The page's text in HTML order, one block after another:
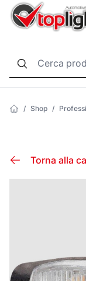
/ Shop /
Torna alla